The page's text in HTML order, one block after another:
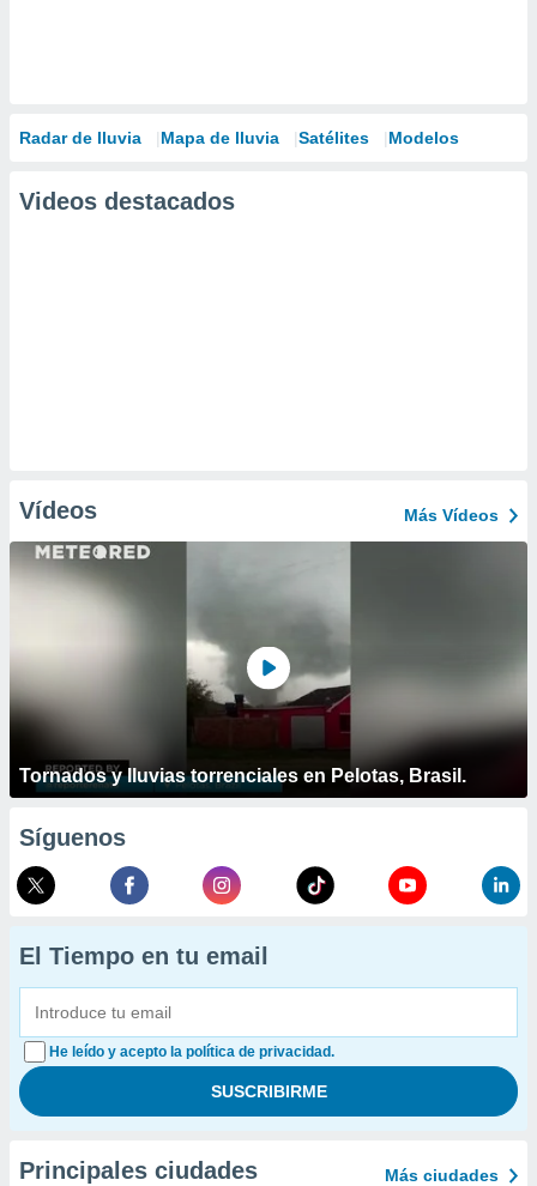
Radar de lluvia Mapa de lluvia Satélites Modelos
Videos destacados
Vídeos Más Vídeos
Tornados y lluvias torrenciales en Pelotas, Brasil.
Síguenos
El Tiempo en tu email
He leído y acepto la política de privacidad.
Principales ciudades Más ciudades